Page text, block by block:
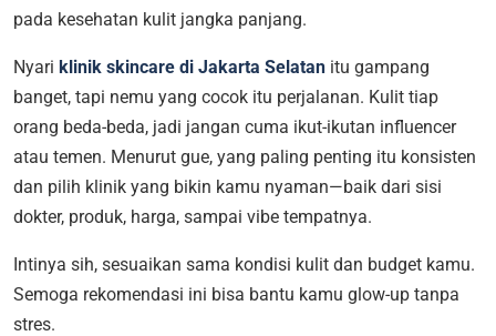
pada kesehatan kulit jangka panjang.
Nyari klinik skincare di Jakarta Selatan itu gampang
banget, tapi nemu yang cocok itu perjalanan. Kulit tiap
orang beda-beda, jadi jangan cuma ikut-ikutan influencer
atau temen. Menurut gue, yang paling penting itu konsisten
dan pilih klinik yang bikin kamu nyaman—baik dari sisi
dokter, produk, harga, sampai vibe tempatnya.
Intinya sih, sesuaikan sama kondisi kulit dan budget kamu.
Semoga rekomendasi ini bisa bantu kamu glow-up tanpa
stres.